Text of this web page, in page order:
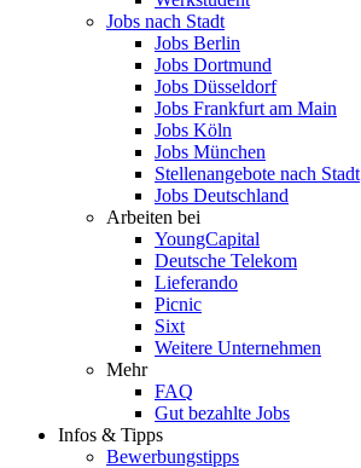
Jobs nach Stadt
Jobs Berlin
Jobs Dortmund
Jobs Düsseldorf
Jobs Frankfurt am Main
Jobs Köln
Jobs München
Stellenangebote nach Stadt
Jobs Deutschland
Arbeiten bei
YoungCapital
Deutsche Telekom
Lieferando
Picnic
Sixt
Weitere Unternehmen
Mehr
FAQ
Gut bezahlte Jobs
Infos & Tipps
Bewerbungstipps